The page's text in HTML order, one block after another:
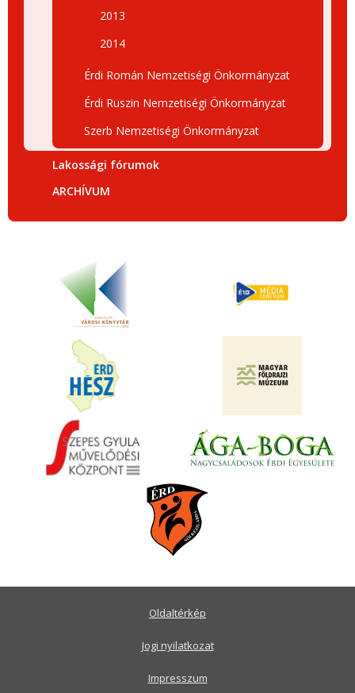
2013
2014
Érdi Román Nemzetiségi Önkormányzat
Érdi Ruszin Nemzetiségi Önkormányzat
Szerb Nemzetiségi Önkormányzat
Lakossági fórumok
ARCHÍVUM
Oldaltérkép
Jogi nyilatkozat
Impresszum